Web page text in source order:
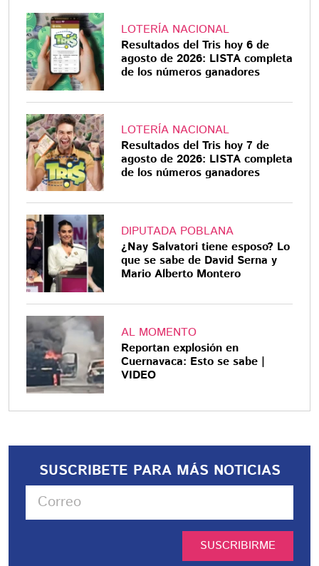
LOTERÍA NACIONAL
Resultados del Tris hoy 6 de
agosto de 2026: LISTA completa
de los números ganadores
LOTERÍA NACIONAL
Resultados del Tris hoy 7 de
agosto de 2026: LISTA completa
de los números ganadores
DIPUTADA POBLANA
¿Nay Salvatori tiene esposo? Lo
que se sabe de David Serna y
Mario Alberto Montero
AL MOMENTO
Reportan explosión en
Cuernavaca: Esto se sabe |
VIDEO
SUSCRIBETE PARA MÁS NOTICIAS
SUSCRIBIRME